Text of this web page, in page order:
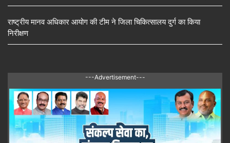
राष्ट्रीय मानव अधिकार आयोग की टीम ने जिला चिकित्सालय दुर्ग का किया
निरीक्षण
---Advertisement---